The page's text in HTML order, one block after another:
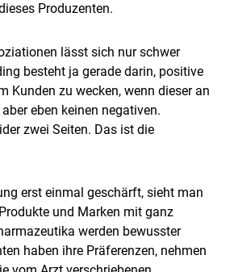
Produzenten.
lässt sich nur schwer
besteht ja gerade darin, positive
Kunden zu wecken, wenn dieser an
eben keinen negativen.
zwei Seiten. Das ist die
erst einmal geschärft, sieht man
und Marken mit ganz
werden bewusster
haben ihre Präferenzen, nehmen